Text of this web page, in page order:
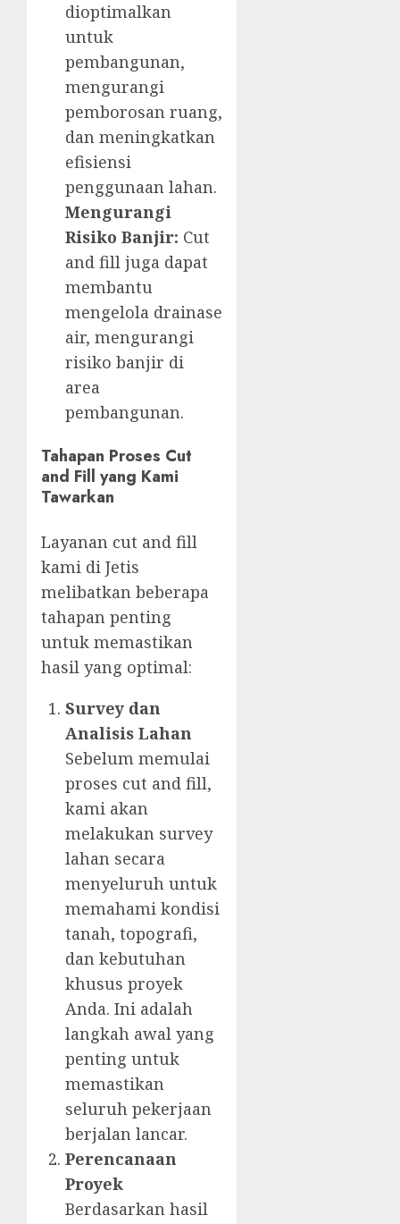
dioptimalkan
untuk
pembangunan,
mengurangi
pemborosan ruang,
dan meningkatkan
efisiensi
penggunaan lahan.
Mengurangi
Risiko Banjir: Cut
and fill juga dapat
membantu
mengelola drainase
air, mengurangi
risiko banjir di
area
pembangunan.
Tahapan Proses Cut
and Fill yang Kami
Tawarkan
Layanan cut and fill
kami di Jetis
melibatkan beberapa
tahapan penting
untuk memastikan
hasil yang optimal:
Survey dan
Analisis Lahan
Sebelum memulai
proses cut and fill,
kami akan
melakukan survey
lahan secara
menyeluruh untuk
memahami kondisi
tanah, topografi,
dan kebutuhan
khusus proyek
Anda. Ini adalah
langkah awal yang
penting untuk
memastikan
seluruh pekerjaan
berjalan lancar.
Perencanaan
Proyek
Berdasarkan hasil